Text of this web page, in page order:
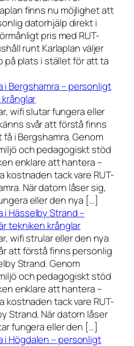
finns nu möjlighet att
datorhjälp direkt i
pris med RUT-
runt Karlaplan väljer
på plats i stället för att ta
i Bergshamra – personligt
wifi slutar fungera eller
svår att förstå finns
i Bergshamra. Genom
och pedagogiskt stöd
enklare att hantera –
kostnaden tack vare RUT-
När datorn låser sig,
eller den nya […]
i Hässelby Strand –
tekniken krånglar
wifi strular eller den nya
att förstå finns personlig
Strand. Genom
och pedagogiskt stöd
enklare att hantera –
kostnaden tack vare RUT-
Strand. När datorn låser
fungera eller den […]
i Högdalen – personligt